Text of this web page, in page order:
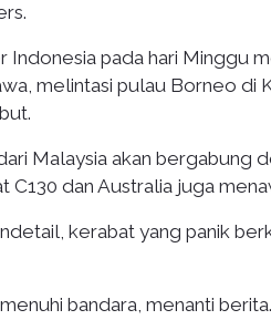
pada hari Minggu
melintasi pulau Borneo di
Malaysia akan bergabung
dan Australia juga
kerabat yang panik
bandara, menanti berita.